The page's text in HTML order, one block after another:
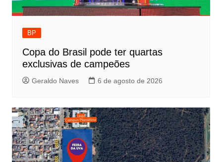
BP
Copa do Brasil pode ter quartas
exclusivas de campeões
Geraldo Naves 6 de agosto de 2026